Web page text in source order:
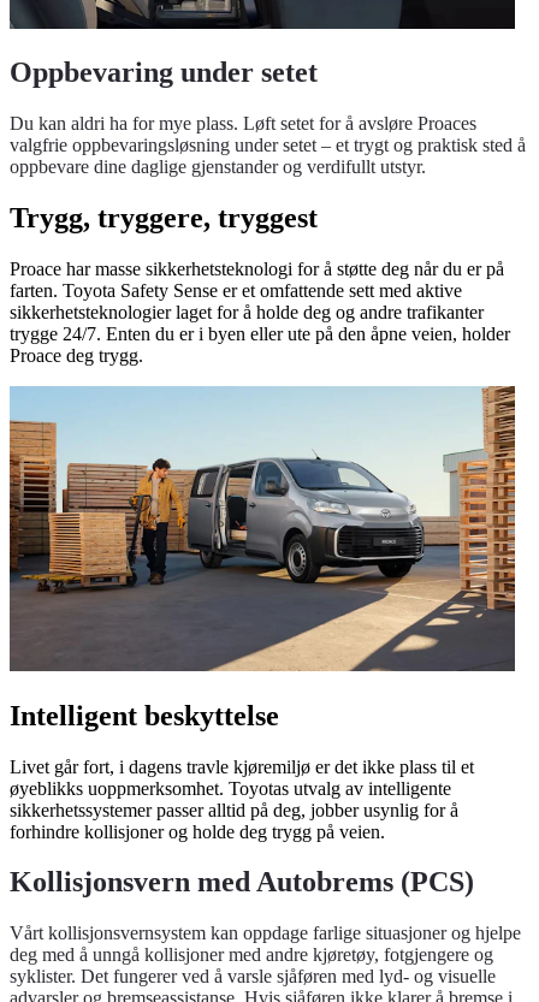
Oppbevaring under setet
Du kan aldri ha for mye plass. Løft setet for å avsløre Proaces
valgfrie oppbevaringsløsning under setet – et trygt og praktisk sted å
oppbevare dine daglige gjenstander og verdifullt utstyr.
Trygg, tryggere, tryggest
Proace har masse sikkerhetsteknologi for å støtte deg når du er på
farten. Toyota Safety Sense er et omfattende sett med aktive
sikkerhetsteknologier laget for å holde deg og andre trafikanter
trygge 24/7. Enten du er i byen eller ute på den åpne veien, holder
Proace deg trygg.
Intelligent beskyttelse
Livet går fort, i dagens travle kjøremiljø er det ikke plass til et
øyeblikks uoppmerksomhet. Toyotas utvalg av intelligente
sikkerhetssystemer passer alltid på deg, jobber usynlig for å
forhindre kollisjoner og holde deg trygg på veien.
Kollisjonsvern med Autobrems (PCS)
Vårt kollisjonsvernsystem kan oppdage farlige situasjoner og hjelpe
deg med å unngå kollisjoner med andre kjøretøy, fotgjengere og
syklister. Det fungerer ved å varsle sjåføren med lyd- og visuelle